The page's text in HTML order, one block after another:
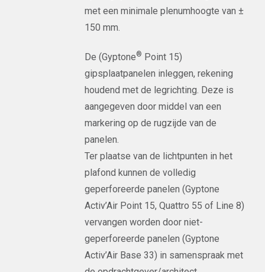
met een minimale plenumhoogte van ±
150 mm.
De (Gyptone® Point 15)
gipsplaatpanelen inleggen, rekening
houdend met de legrichting. Deze is
aangegeven door middel van een
markering op de rugzijde van de
panelen.
Ter plaatse van de lichtpunten in het
plafond kunnen de volledig
geperforeerde panelen (Gyptone
Activ’Air Point 15, Quattro 55 of Line 8)
vervangen worden door niet-
geperforeerde panelen (Gyptone
Activ’Air Base 33) in samenspraak met